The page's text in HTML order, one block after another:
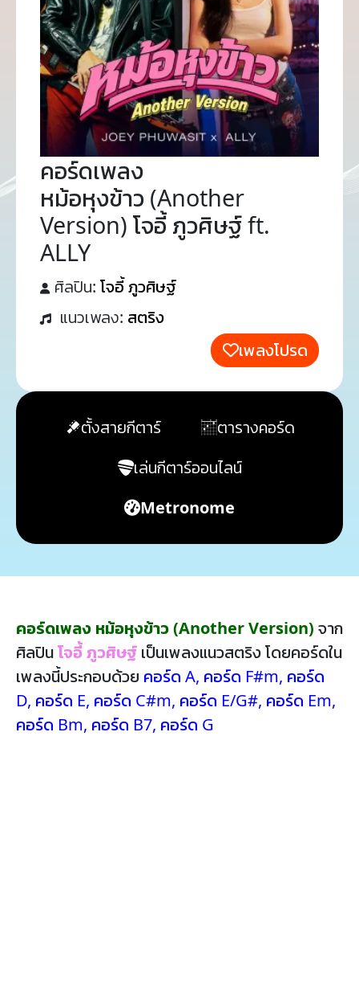
คอร์ดเพลง
หม้อหุงข้าว (Another
Version) โจอี้ ภูวศิษฐ์ ft.
ALLY
ศิลปิน: โจอี้ ภูวศิษฐ์
แนวเพลง: สตริง
เพลงโปรด
ตั้งสายกีตาร์
ตารางคอร์ด
เล่นกีตาร์ออนไลน์
Metronome
คอร์ดเพลง หม้อหุงข้าว (Another Version) จาก
ศิลปินโจอี้ ภูวศิษฐ์ เป็นเพลงแนวสตริง โดยคอร์ดใน
เพลงนี้ประกอบด้วย คอร์ด A, คอร์ด F#m, คอร์ด
D, คอร์ด E, คอร์ด C#m, คอร์ด E/G#, คอร์ด Em,
คอร์ด Bm, คอร์ด B7, คอร์ด G